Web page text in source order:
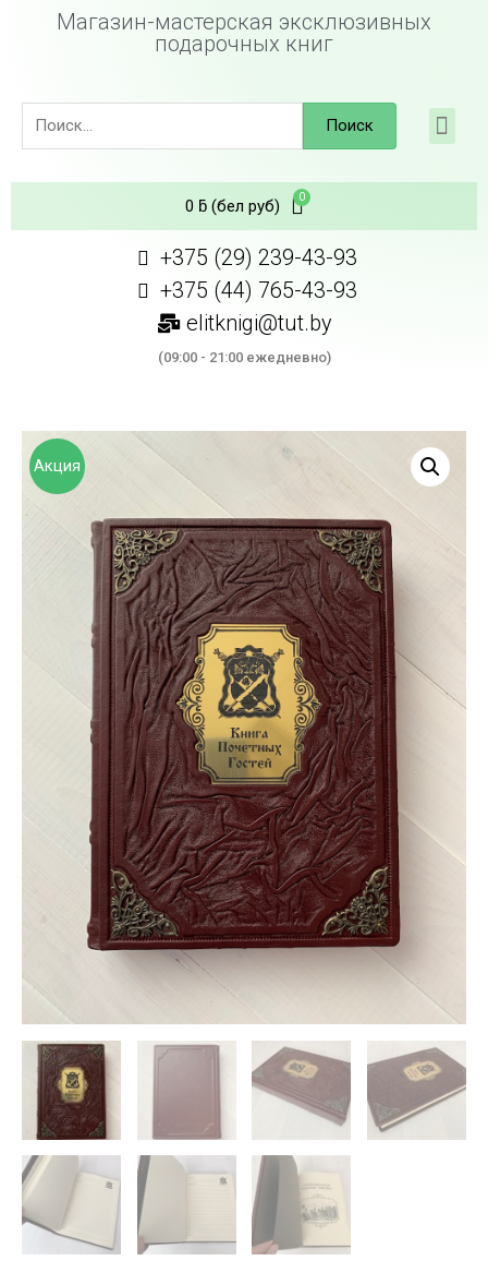
Магазин-мастерская эксклюзивных
подарочных книг
Поиск
0 ƃ(бел руб)
+375 (29) 239-43-93
+375 (44) 765-43-93
elitknigi@tut.by
(09:00 - 21:00 ежедневно)
Акция